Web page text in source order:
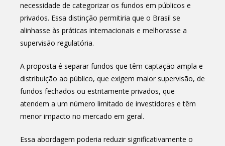
necessidade de categorizar os fundos em públicos e
privados. Essa distinção permitiria que o Brasil se
alinhasse às práticas internacionais e melhorasse a
supervisão regulatória.
A proposta é separar fundos que têm captação ampla e
distribuição ao público, que exigem maior supervisão, de
fundos fechados ou estritamente privados, que
atendem a um número limitado de investidores e têm
menor impacto no mercado em geral.
Essa abordagem poderia reduzir significativamente o